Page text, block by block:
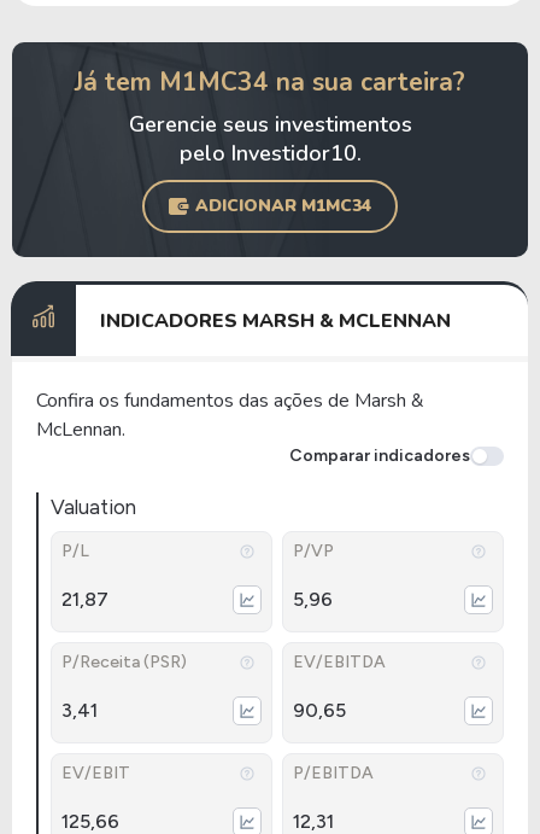
Já tem M1MC34 na sua carteira?
Gerencie seus investimentos
pelo Investidor10.
ADICIONAR M1MC34
INDICADORES MARSH & MCLENNAN
Confira os fundamentos das ações de Marsh &
McLennan.
Comparar indicadores
Valuation
P/L
21,87
P/VP
5,96
P/Receita (PSR)
3,41
EV/EBITDA
90,65
EV/EBIT
125,66
P/EBITDA
12,31